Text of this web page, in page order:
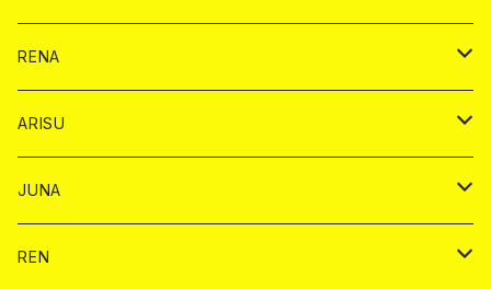
1ドリンク
1ドリンク
ショット
バイカ
ドリンク
シャンパン
ドリンク
チェキ
RENA
バイカ
ドリンク
ドリンク
チェキ
ARISU
バイカ
ドリンク
JUNA
バイカ
REN